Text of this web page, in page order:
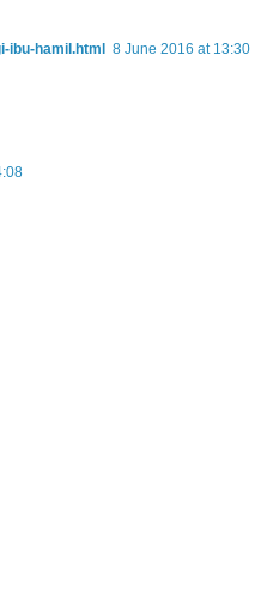
ibu-hamil.html
8 June 2016 at 13:30